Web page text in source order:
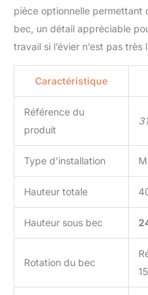
pièce optionnelle permettant
bec, un détail appréciable
travail si l’évier n’est pas très
Caractéristique
Référence du
produit
Type d’installation
Hauteur totale
Hauteur sous bec
Rotation du bec